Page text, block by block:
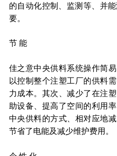
的自动化控制、监测等、并
要。
节 能
佳之意中央供料系统操作简
以控制整个注塑工厂的供料
力成本。其次、减少了在注
助设备、提高了空间的利用
中央供料的方式、相对应地
节省了电能及减少维护费用。